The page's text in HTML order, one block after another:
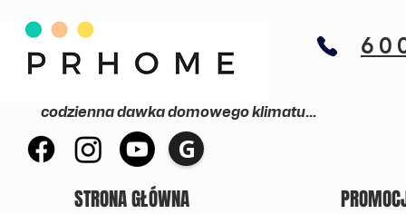
codzienna dawka domowego klimatu...
G
STRONA GŁÓWNA